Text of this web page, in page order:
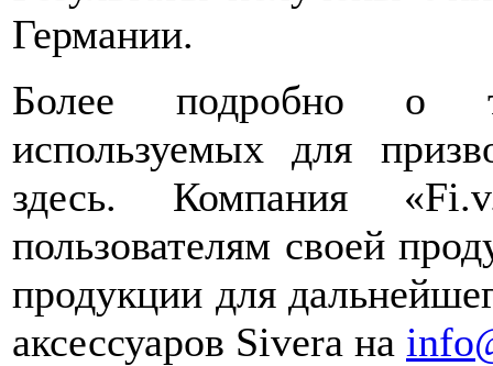
Германии.
Более подробно о
используемых для
здесь. Компания
пользователям своей
продукции для
аксессуаров Sivera на